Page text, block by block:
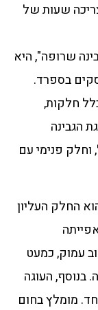
שעות של
שרופה", היא
בספרד.
חלקות,
הגבינה
פנימי עם
החלק העליון
עמוק, כמעט
בנוסף, העוגה
מומלץ בחום